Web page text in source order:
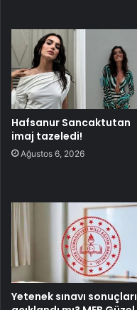
Hafsanur Sancaktutan
imaj tazeledi!
Ağustos 6, 2026
Yetenek sınavı sonuçları